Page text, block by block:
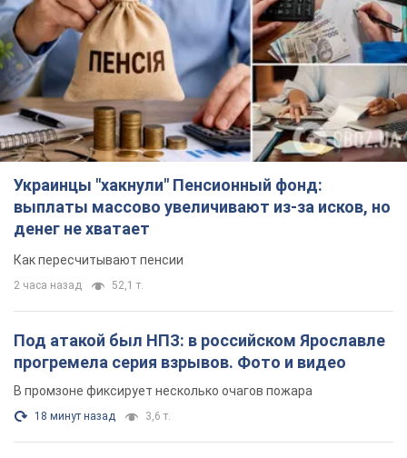
Украинцы "хакнули" Пенсионный фонд:
выплаты массово увеличивают из-за исков, но
денег не хватает
Как пересчитывают пенсии
2 часа назад 52,1 т.
Под атакой был НПЗ: в российском Ярославле
прогремела серия взрывов. Фото и видео
В промзоне фиксирует несколько очагов пожара
18 минут назад 3,6 т.